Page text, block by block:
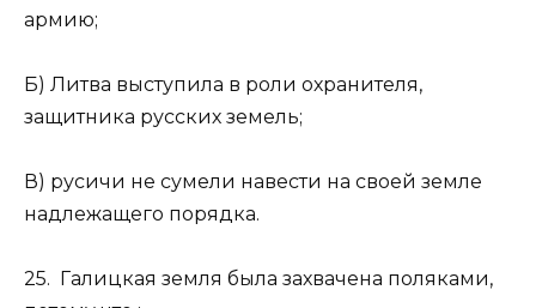
армию;
Б) Литва выступила в роли охранителя,
защитника русских земель;
В) русичи не сумели навести на своей земле
надлежащего порядка.
25. Галицкая земля была захвачена поляками,